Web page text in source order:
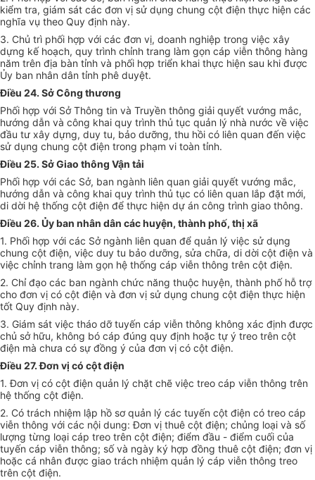
kiểm tra, giám sát các đơn vị sử dụng chung cột điện thực hiện các
nghĩa vụ theo Quy định này.
3. Chủ trì phối hợp với các đơn vị, doanh nghiệp trong việc xây
dựng kế hoạch, quy trình chỉnh trang làm gọn cáp viễn thông hàng
năm trên địa bàn tỉnh và phối hợp triển khai thực hiện sau khi được
Ủy ban nhân dân tỉnh phê duyệt.
Điều 24. Sở Công thương
Phối hợp với Sở Thông tin và Truyền thông giải quyết vướng mắc,
hướng dẫn và công khai quy trình thủ tục quản lý nhà nước về việc
đầu tư xây dựng, duy tu, bảo dưỡng, thu hồi có liên quan đến việc
sử dụng chung cột điện trong phạm vi toàn tỉnh.
Điều 25. Sở Giao thông Vận tải
Phối hợp với các Sở, ban ngành liên quan giải quyết vướng mắc,
hướng dẫn và công khai quy trình thủ tục có liên quan lắp đặt mới,
di dời hệ thống cột điện để thực hiện dự án công trình giao thông.
Điều 26. Ủy ban nhân dân các huyện, thành phố, thị xã
1. Phối hợp với các Sở ngành liên quan để quản lý việc sử dụng
chung cột điện, việc duy tu bảo dưỡng, sửa chữa, di dời cột điện và
việc chỉnh trang làm gọn hệ thống cáp viễn thông trên cột điện.
2. Chỉ đạo các ban ngành chức năng thuộc huyện, thành phố hỗ trợ
cho đơn vị có cột điện và đơn vị sử dụng chung cột điện thực hiện
tốt Quy định này.
3. Giám sát việc tháo dỡ tuyến cáp viễn thông không xác định được
chủ sở hữu, không bó cáp đúng quy định hoặc tự ý treo trên cột
điện mà chưa có sự đồng ý của đơn vị có cột điện.
Điều 27. Đơn vị có cột điện
1. Đơn vị có cột điện quản lý chặt chẽ việc treo cáp viễn thông trên
hệ thống cột điện.
2. Có trách nhiệm lập hồ sơ quản lý các tuyến cột điện có treo cáp
viễn thông với các nội dung: Đơn vị thuê cột điện; chủng loại và số
lượng từng loại cáp treo trên cột điện; điểm đầu - điểm cuối của
tuyến cáp viễn thông; số và ngày ký hợp đồng thuê cột điện; đơn vị
hoặc cá nhân được giao trách nhiệm quản lý cáp viễn thông treo
trên cột điện.